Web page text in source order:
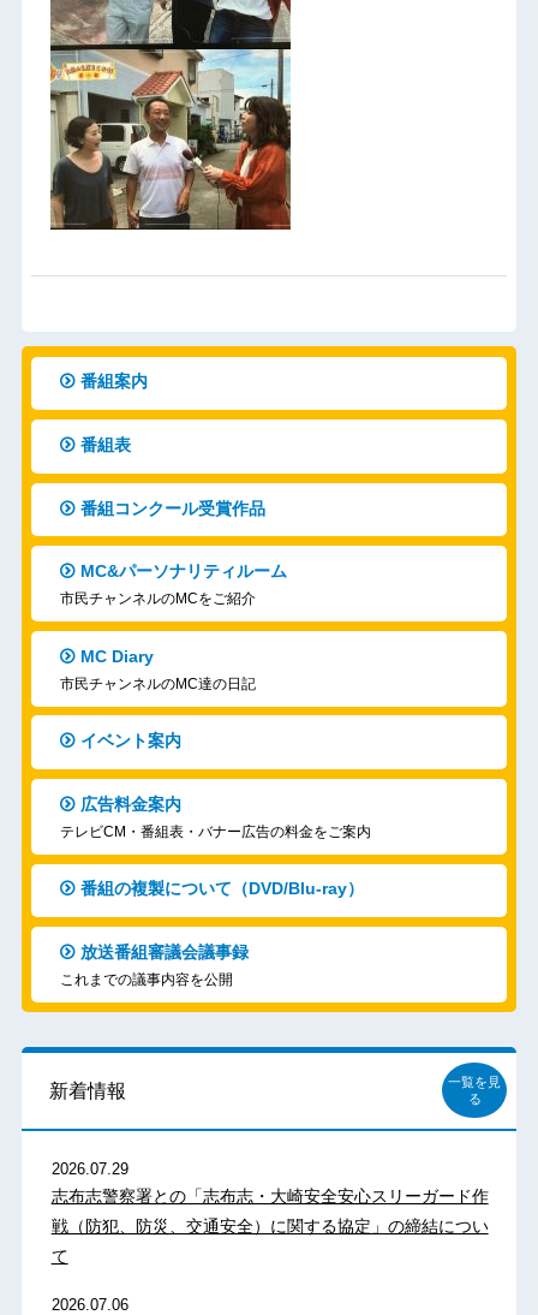
番組案内
番組表
番組コンクール受賞作品
MC&パーソナリティルーム
市民チャンネルのMCをご紹介
MC Diary
市民チャンネルのMC達の日記
イベント案内
広告料金案内
テレビCM・番組表・バナー広告の料金をご案内
番組の複製について（DVD/Blu-ray）
放送番組審議会議事録
これまでの議事内容を公開
新着情報
一覧を見
る
2026.07.29
志布志警察署との「志布志・大崎安全安心スリーガード作
戦（防犯、防災、交通安全）に関する協定」の締結につい
て
2026.07.06